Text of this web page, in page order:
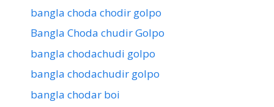
bangla choda chodir golpo
Bangla Choda chudir Golpo
bangla chodachudi golpo
bangla chodachudir golpo
bangla chodar boi